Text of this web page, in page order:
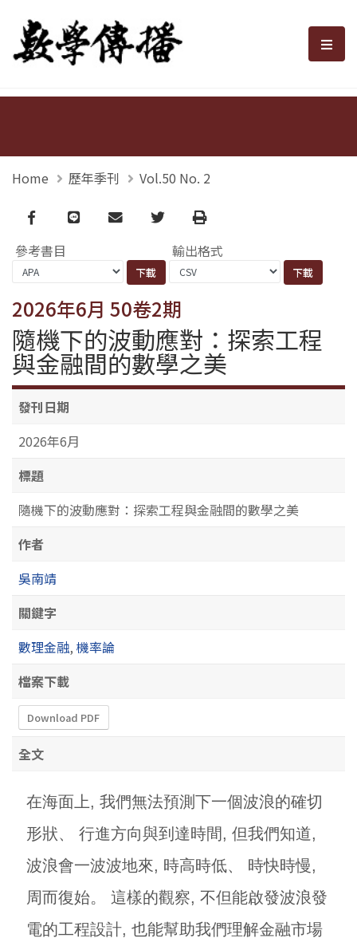
數學傳播 選
Home 歷年季刊 Vol.50 No. 2
Facebook
line email TwitterPrint
參考書目 輸出格式
2026年6月 50卷2期
隨機下的波動應對：探索工程
與金融間的數學之美
發刊日期
2026年6月
標題
隨機下的波動應對：探索工程與金融間的數學之美
作者
吳南靖
關鍵字
數理金融, 機率論
檔案下載
Download PDF
全文
在海面上, 我們無法預測下一個波浪的確切
形狀、 行進方向與到達時間, 但我們知道,
波浪會一波波地來, 時高時低、 時快時慢,
周而復始。 這樣的觀察, 不但能啟發波浪發
電的工程設計, 也能幫助我們理解金融市場